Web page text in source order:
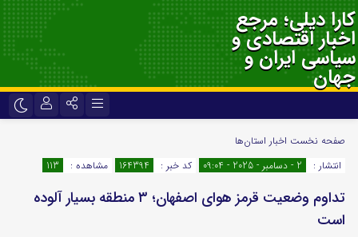
کارا دیلی؛ مرجع
اخبار اقتصادی و
سیاسی ایران و
جهان
اینستاگرام
سروش
ایتا
آپارات
اپلیکیشن رمز عبور
صفحه نخست اخبار استان‌ها
انتشار :
2 - دسامبر - 2025 - 09:04 کد خبر : 164394 مشاهده : 113
تداوم وضعیت قرمز هوای اصفهان؛ ۳ منطقه بسیار آلوده
است